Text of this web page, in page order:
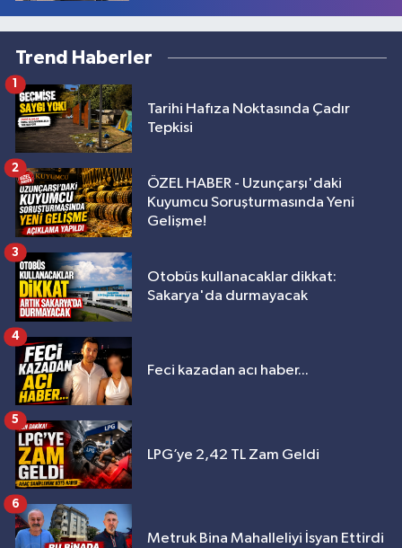
Trend Haberler
Tarihi Hafıza Noktasında Çadır
Tepkisi
1
ÖZEL HABER - Uzunçarşı'daki
Kuyumcu Soruşturmasında Yeni
Gelişme!
2
Otobüs kullanacaklar dikkat:
Sakarya'da durmayacak
3
Feci kazadan acı haber...
4
LPG’ye 2,42 TL Zam Geldi
5
Metruk Bina Mahalleliyi İsyan Ettirdi
6